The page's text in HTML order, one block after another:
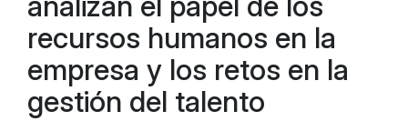
recursos humanos en la
empresa y los retos en la
gestión del talento